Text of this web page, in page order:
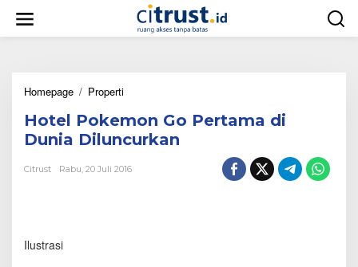
w
Homepage / Properti
t
e
l
P
o
Hotel Pokemon Go Pertama di
Dunia Diluncurkan
Citrust Rabu, 20 Juli 2016
Ilustrasi